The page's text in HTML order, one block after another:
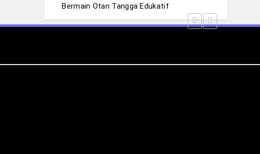
Bermain Otan Tangga Edukatif